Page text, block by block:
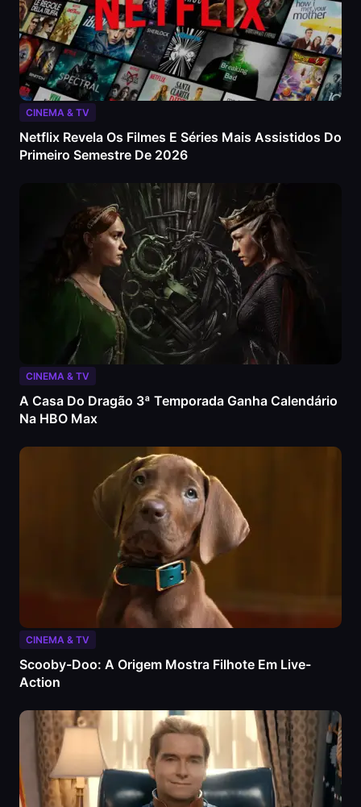
CINEMA & TV
Netflix Revela Os Filmes E Séries Mais Assistidos Do
Primeiro Semestre De 2026
CINEMA & TV
A Casa Do Dragão 3ª Temporada Ganha Calendário
Na HBO Max
CINEMA & TV
Scooby-Doo: A Origem Mostra Filhote Em Live-
Action